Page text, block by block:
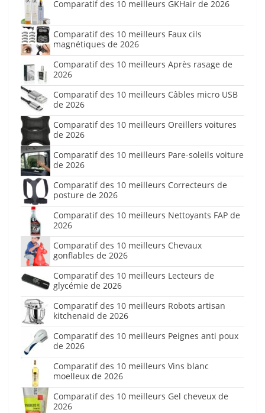
Comparatif des 10 meilleurs GKHair de 2026
Comparatif des 10 meilleurs Faux cils
magnétiques de 2026
Comparatif des 10 meilleurs Après rasage de
2026
Comparatif des 10 meilleurs Câbles micro USB
de 2026
Comparatif des 10 meilleurs Oreillers voitures
de 2026
Comparatif des 10 meilleurs Pare-soleils voiture
de 2026
Comparatif des 10 meilleurs Correcteurs de
posture de 2026
Comparatif des 10 meilleurs Nettoyants FAP de
2026
Comparatif des 10 meilleurs Chevaux
gonflables de 2026
Comparatif des 10 meilleurs Lecteurs de
glycémie de 2026
Comparatif des 10 meilleurs Robots artisan
kitchenaid de 2026
Comparatif des 10 meilleurs Peignes anti poux
de 2026
Comparatif des 10 meilleurs Vins blanc
moelleux de 2026
Comparatif des 10 meilleurs Gel cheveux de
2026